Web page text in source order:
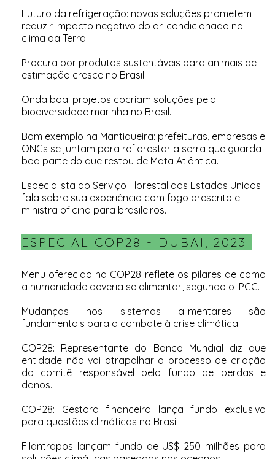
Futuro da refrigeração: novas soluções prometem
reduzir impacto negativo do ar-condicionado no
clima da Terra.
Procura por produtos sustentáveis para animais de
estimação cresce no Brasil.
Onda boa: projetos cocriam soluções pela
biodiversidade marinha no Brasil.
Bom exemplo na Mantiqueira: prefeituras, empresas e
ONGs se juntam para reflorestar a serra que guarda
boa parte do que restou de Mata Atlântica.
Especialista do Serviço Florestal dos Estados Unidos
fala sobre sua experiência com fogo prescrito e
ministra oficina para brasileiros.
ESPECIAL COP28 - DUBAI, 2023
Menu oferecido na COP28 reflete os pilares de como
a humanidade deveria se alimentar, segundo o IPCC.
Mudanças nos sistemas alimentares são
fundamentais para o combate à crise climática.
COP28: Representante do Banco Mundial diz que
entidade não vai atrapalhar o processo de criação
do comitê responsável pelo fundo de perdas e
danos.
COP28: Gestora financeira lança fundo exclusivo
para questões climáticas no Brasil.
Filantropos lançam fundo de US$ 250 milhões para